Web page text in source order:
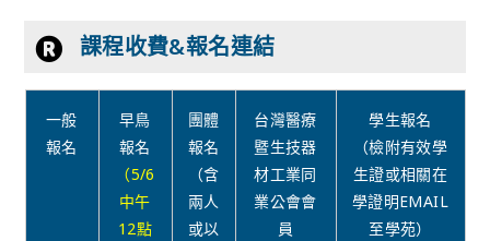
課程收費&報名連結
一般
報名
早鳥
報名
（5/6
中午
12點
團體
報名
（含
兩人
或以
台灣醫療
暨生技器
材工業同
業公會會
員
學生報名
（檢附有效學
生證或相關在
學證明EMAIL
至學苑）